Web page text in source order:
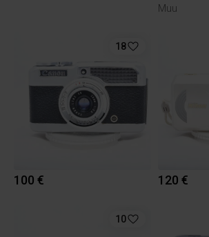
Muu
18
100 € 120 €
10